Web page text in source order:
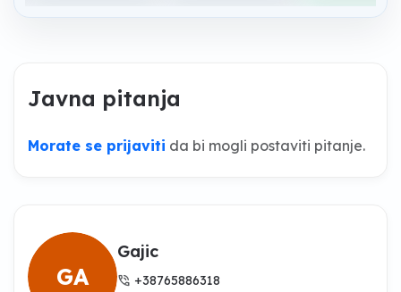
Javna pitanja
Morate se prijaviti da bi mogli postaviti pitanje.
GA
Gajic
phone_in_talk +38765886318